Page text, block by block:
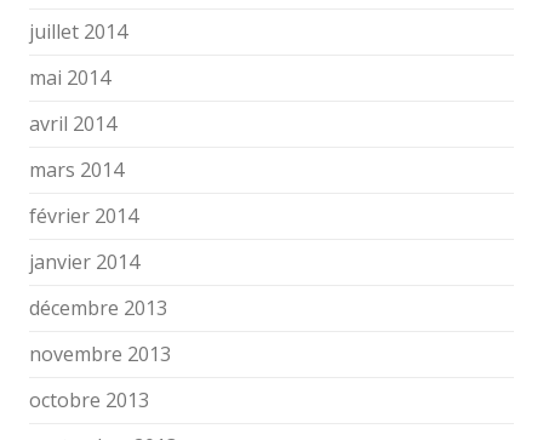
juillet 2014
mai 2014
avril 2014
mars 2014
février 2014
janvier 2014
décembre 2013
novembre 2013
octobre 2013